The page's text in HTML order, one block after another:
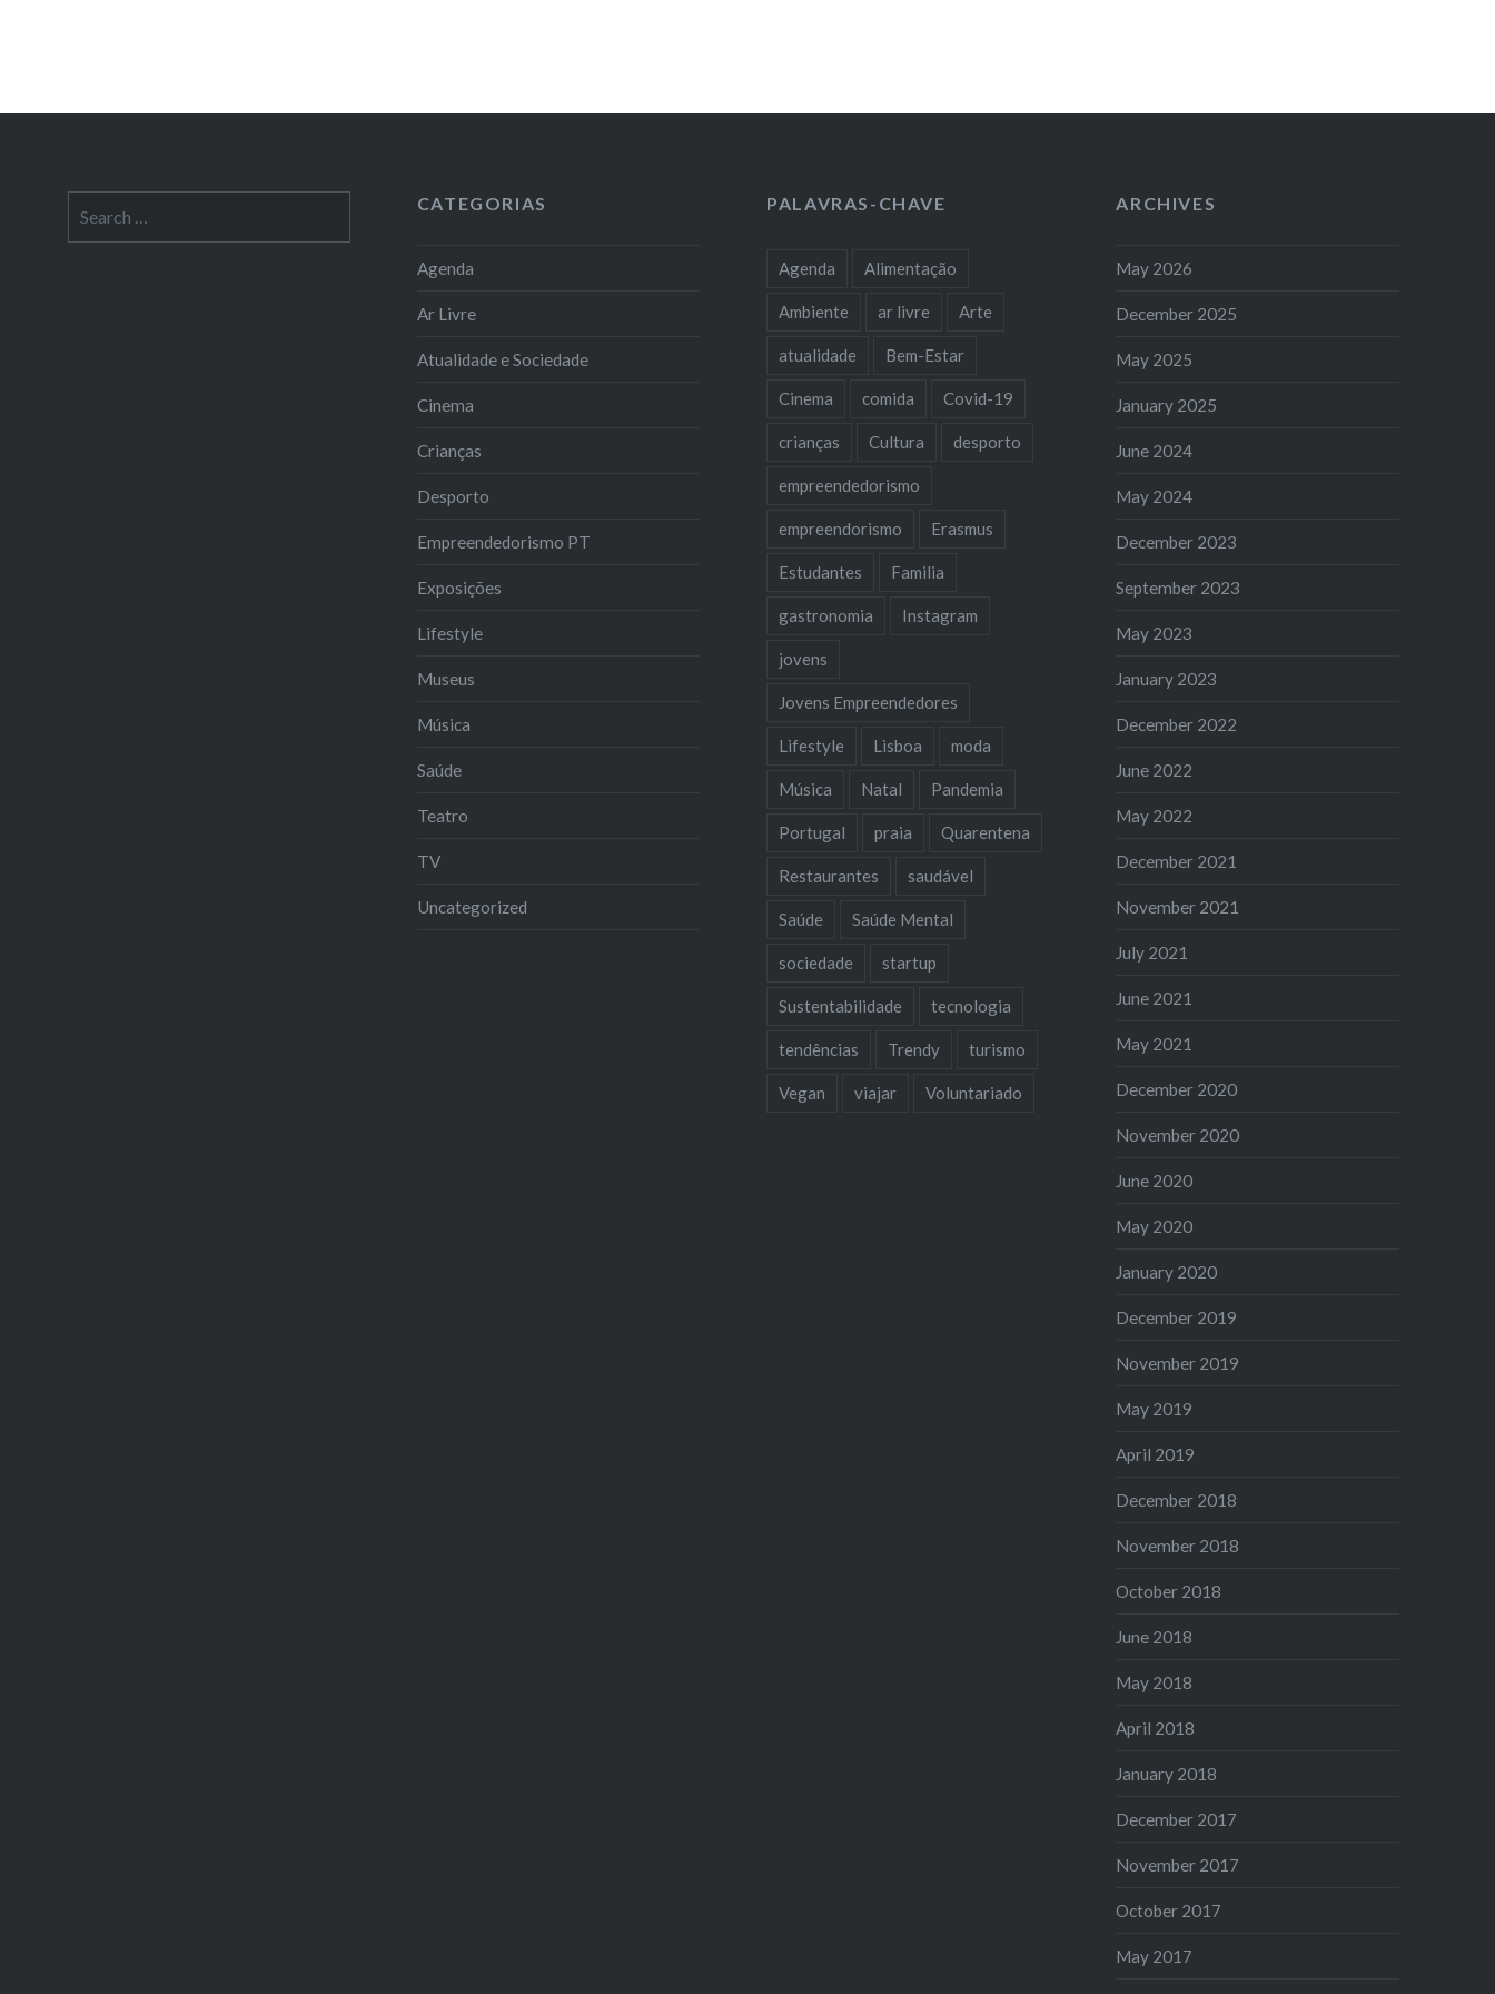
for:
CATEGORIAS
Agenda
Ar Livre
Atualidade e Sociedade
Cinema
Crianças
Desporto
Empreendedorismo PT
Exposições
Lifestyle
Museus
Música
Saúde
Teatro
TV
Uncategorized
PALAVRAS-CHAVE
Agenda Alimentação
Ambiente ar livre Arte
atualidade Bem-Estar
Cinema comida Covid-19
crianças Cultura desporto
empreendedorismo
empreendorismo Erasmus
Estudantes Familia
gastronomia Instagram
jovens
Jovens Empreendedores
Lifestyle Lisboa moda
Música Natal Pandemia
Portugal praia Quarentena
Restaurantes saudável
Saúde Saúde Mental
sociedade startup
Sustentabilidade tecnologia
tendências Trendy turismo
Vegan viajar Voluntariado
ARCHIVES
May 2026
December 2025
May 2025
January 2025
June 2024
May 2024
December 2023
September 2023
May 2023
January 2023
December 2022
June 2022
May 2022
December 2021
November 2021
July 2021
June 2021
May 2021
December 2020
November 2020
June 2020
May 2020
January 2020
December 2019
November 2019
May 2019
April 2019
December 2018
November 2018
October 2018
June 2018
May 2018
April 2018
January 2018
December 2017
November 2017
October 2017
May 2017